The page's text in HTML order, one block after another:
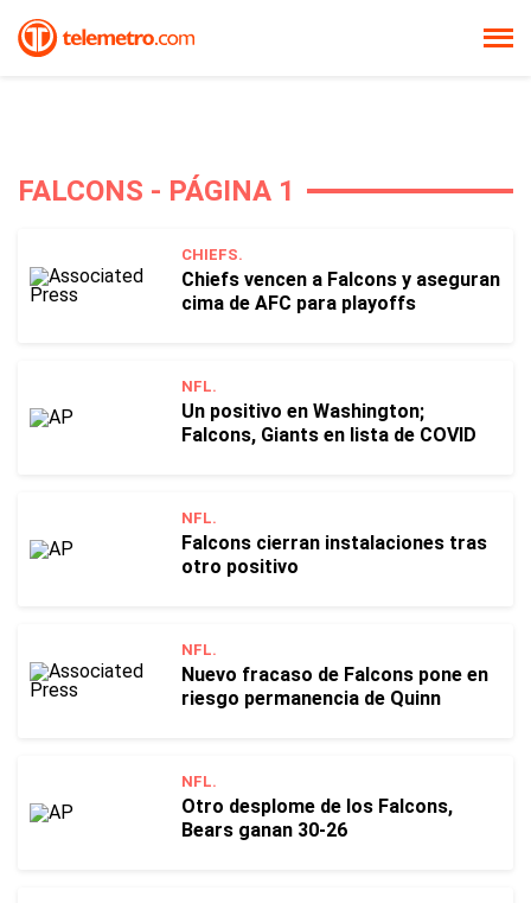
FALCONS - PÁGINA 1
CHIEFS.
Chiefs vencen a Falcons y aseguran
cima de AFC para playoffs
NFL.
Un positivo en Washington;
Falcons, Giants en lista de COVID
NFL.
Falcons cierran instalaciones tras
otro positivo
NFL.
Nuevo fracaso de Falcons pone en
riesgo permanencia de Quinn
NFL.
Otro desplome de los Falcons,
Bears ganan 30-26